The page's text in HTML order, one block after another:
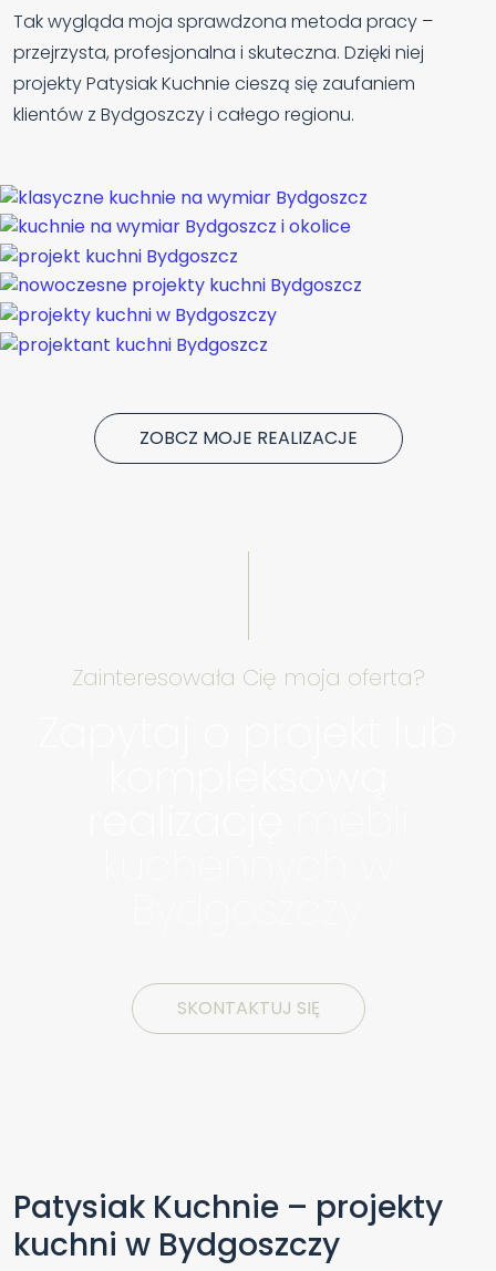
Tak wygląda moja sprawdzona metoda pracy –
przejrzysta, profesjonalna i skuteczna. Dzięki niej
projekty Patysiak Kuchnie cieszą się zaufaniem
klientów z Bydgoszczy i całego regionu.
ZOBCZ MOJE REALIZACJE
Zainteresowała Cię moja oferta?
SKONTAKTUJ SIĘ
Patysiak Kuchnie – projekty
kuchni w Bydgoszczy